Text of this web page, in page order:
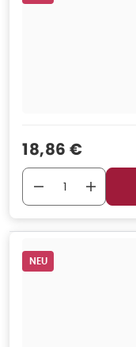
Verkaufspreis
18,86 €
NEU